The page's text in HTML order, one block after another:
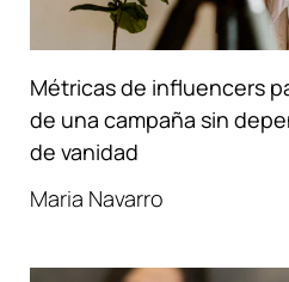
Métricas de influencers
de una campaña sin
de vanidad
Maria Navarro